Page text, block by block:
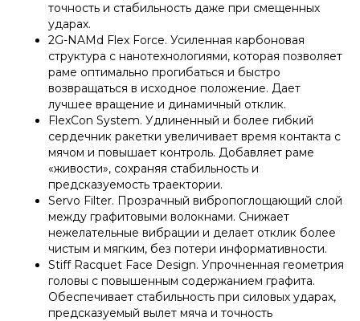
точность и стабильность даже при смещенных
ударах.
2G-NAMd Flex Force. Усиленная карбоновая
структура с нанотехнологиями, которая позволяет
раме оптимально прогибаться и быстро
возвращаться в исходное положение. Дает
лучшее вращение и динамичный отклик.
FlexCon System. Удлиненный и более гибкий
сердечник ракетки увеличивает время контакта с
мячом и повышает контроль. Добавляет раме
«живости», сохраняя стабильность и
предсказуемость траектории.
Servo Filter. Прозрачный вибропоглощающий слой
между графитовыми волокнами. Снижает
нежелательные вибрации и делает отклик более
чистым и мягким, без потери информативности.
Stiff Racquet Face Design. Упрочненная геометрия
головы с повышенным содержанием графита.
Обеспечивает стабильность при силовых ударах,
предсказуемый вылет мяча и точность